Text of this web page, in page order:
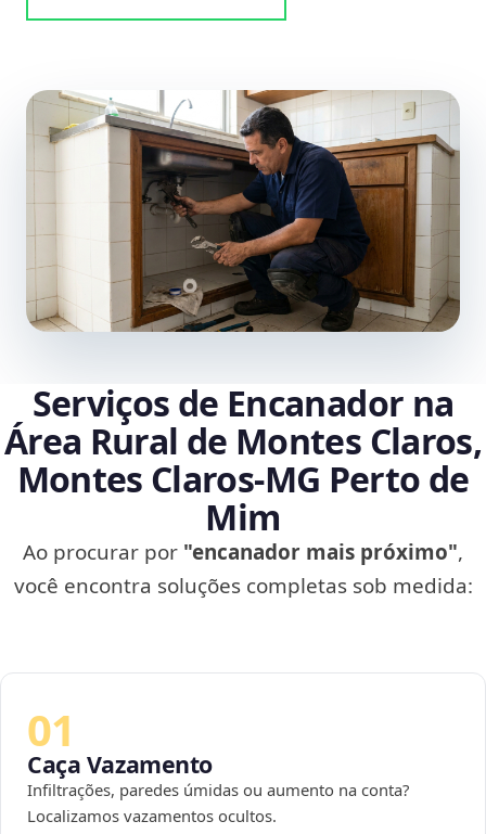
Serviços de Encanador na
Área Rural de Montes Claros,
Montes Claros‑MG Perto de
Mim
Ao procurar por "encanador mais próximo",
você encontra soluções completas sob medida:
01
Caça Vazamento
Infiltrações, paredes úmidas ou aumento na conta?
Localizamos vazamentos ocultos.